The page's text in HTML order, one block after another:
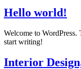
Hello world!
Welcome to
start writing!
Interior